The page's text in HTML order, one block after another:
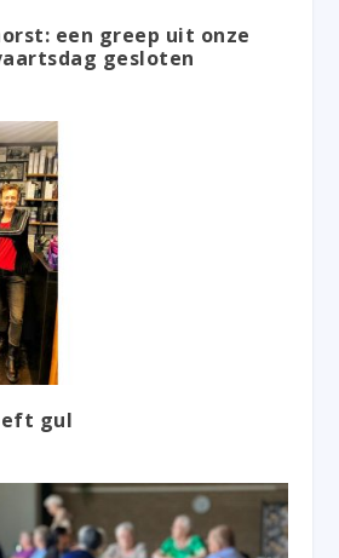
een greep uit onze
gesloten
gul